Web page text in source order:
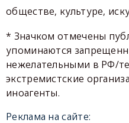
обществе, культуре,
* Значком отмечены
упоминаются
нежелательными в РФ/
экстремистские
иноагенты.
Реклама на сайте: